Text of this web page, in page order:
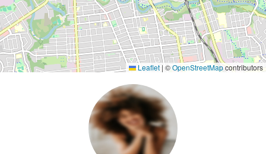
Leaflet | ©OpenStreetMapcontributors